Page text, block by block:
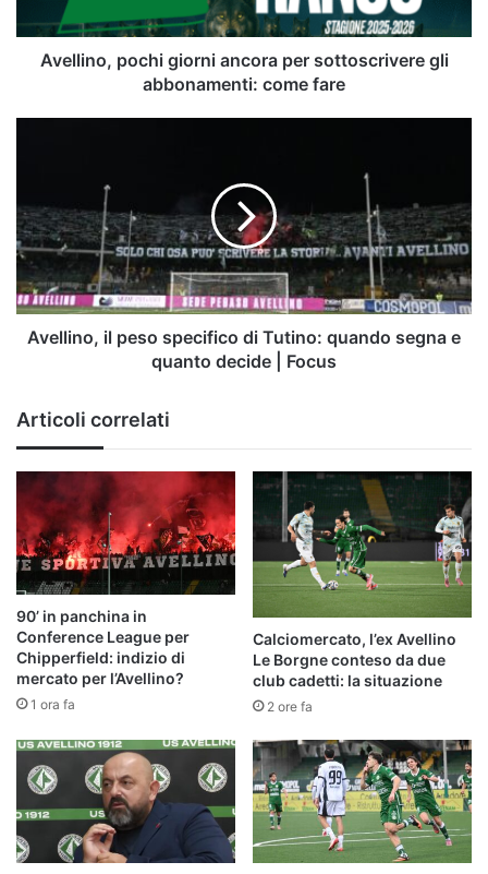
abbonamenti:
come
Avellino, pochi giorni ancora per sottoscrivere gli
abbonamenti: come fare
di
Tutino:
quando
segna
e
quanto
Avellino, il peso specifico di Tutino: quando segna e
quanto decide | Focus
Articoli correlati
90’ in panchina in
Conference League per
Chipperfield: indizio di
mercato per l’Avellino?
1 ora fa
Calciomercato, l’ex Avellino
Le Borgne conteso da due
club cadetti: la situazione
2 ore fa